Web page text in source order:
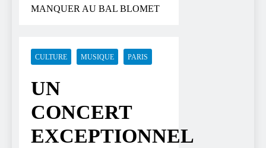
MANQUER AU BAL BLOMET
CULTURE MUSIQUE PARIS
UN
CONCERT
EXCEPTIONNEL